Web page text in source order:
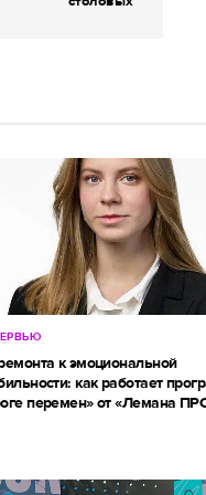
к эмоциональной
как работает
перемен» от «Лемана